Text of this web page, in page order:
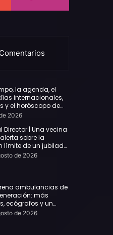
Comentarios
la agenda, el
internacionales,
y el horóscopo de
agosto de 2026
2026
Director | Una vecina
sobre la
límite de un jubilado
y pide una
de 2026
ambulancias de
más
ecógrafos y un
las 24 horas
de 2026